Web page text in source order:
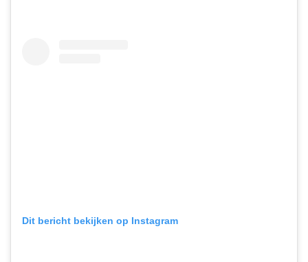
Dit bericht bekijken op Instagram